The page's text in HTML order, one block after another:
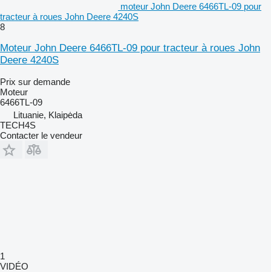
moteur John Deere 6466TL-09 pour
tracteur à roues John Deere 4240S
8
Moteur John Deere 6466TL-09 pour tracteur à roues John
Deere 4240S
Prix sur demande
Moteur
6466TL-09
Lituanie, Klaipėda
TECH4S
Contacter le vendeur
1
VIDÉO